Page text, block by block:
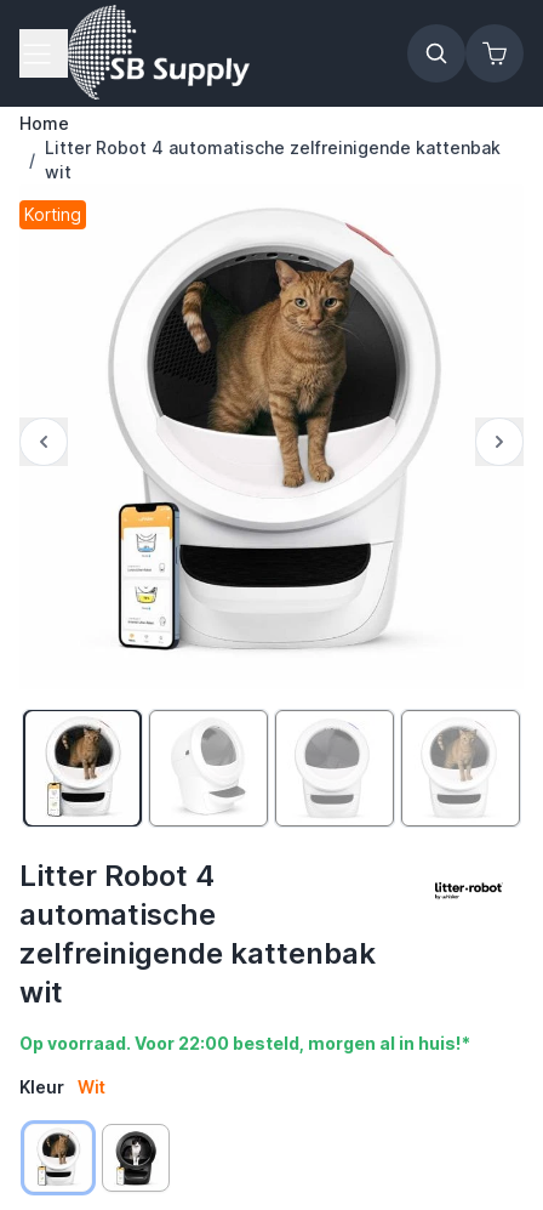
Ga naar de inhoud
Home
/
Litter Robot 4 automatische zelfreinigende kattenbak
wit
Korting
Litter Robot 4
automatische
zelfreinigende kattenbak
wit
Op voorraad. Voor 22:00 besteld, morgen al in huis!*
Kleur Wit